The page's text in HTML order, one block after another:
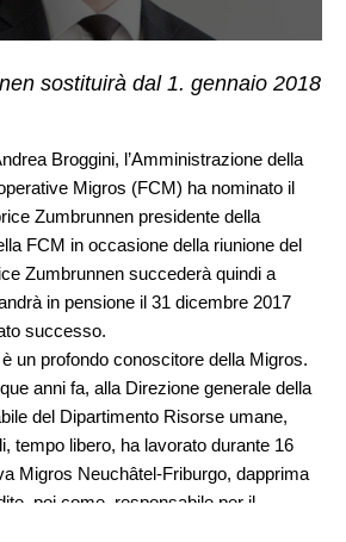
sostituirà dal 1. gennaio 2018
Broggini, l’Amministrazione della
Migros (FCM) ha nominato il
Zumbrunnen presidente della
FCM in occasione della riunione del
Zumbrunnen succederà quindi a
in pensione il 31 dicembre 2017
successo.
un profondo conoscitore della Migros.
anni fa, alla Direzione generale della
del Dipartimento Risorse umane,
tempo libero, ha lavorato durante 16
Migros Neuchâtel-Friburgo, dapprima
poi come responsabile per il
fino a quando, nel 2005, è stato